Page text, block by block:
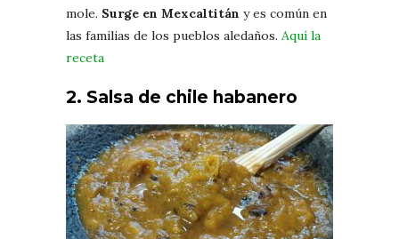
mole. Surge en Mexcaltitán y es común en
las familias de los pueblos aledaños. Aquí la
receta
2. Salsa de chile habanero